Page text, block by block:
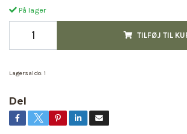
På lager
TILFØJ TIL
Lagersaldo: 1
Del